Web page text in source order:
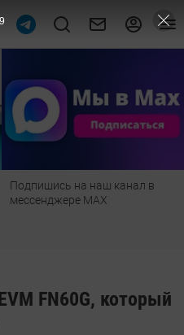
Подпишись на наш канал в
мессенджере МАХ
FN60G, который
8